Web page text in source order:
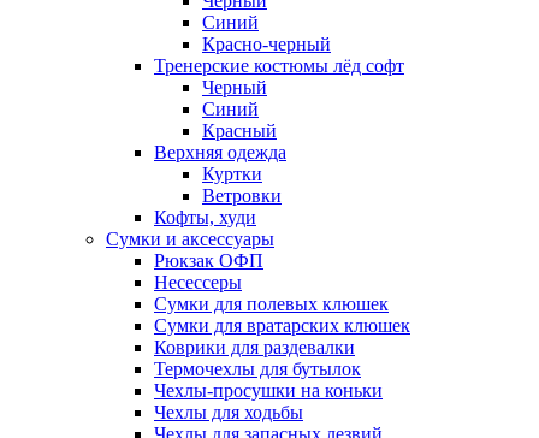
Синий
Красно-черный
Тренерские костюмы лёд софт
Черный
Синий
Красный
Верхняя одежда
Куртки
Ветровки
Кофты, худи
Сумки и аксессуары
Рюкзак ОФП
Несессеры
Сумки для полевых клюшек
Сумки для вратарских клюшек
Коврики для раздевалки
Термочехлы для бутылок
Чехлы-просушки на коньки
Чехлы для ходьбы
Чехлы для запасных лезвий